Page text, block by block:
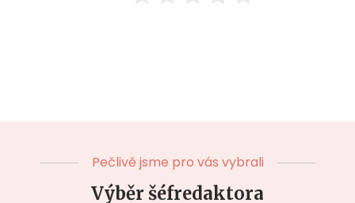
Pečlivě jsme pro vás vybrali
Výběr šéfredaktora